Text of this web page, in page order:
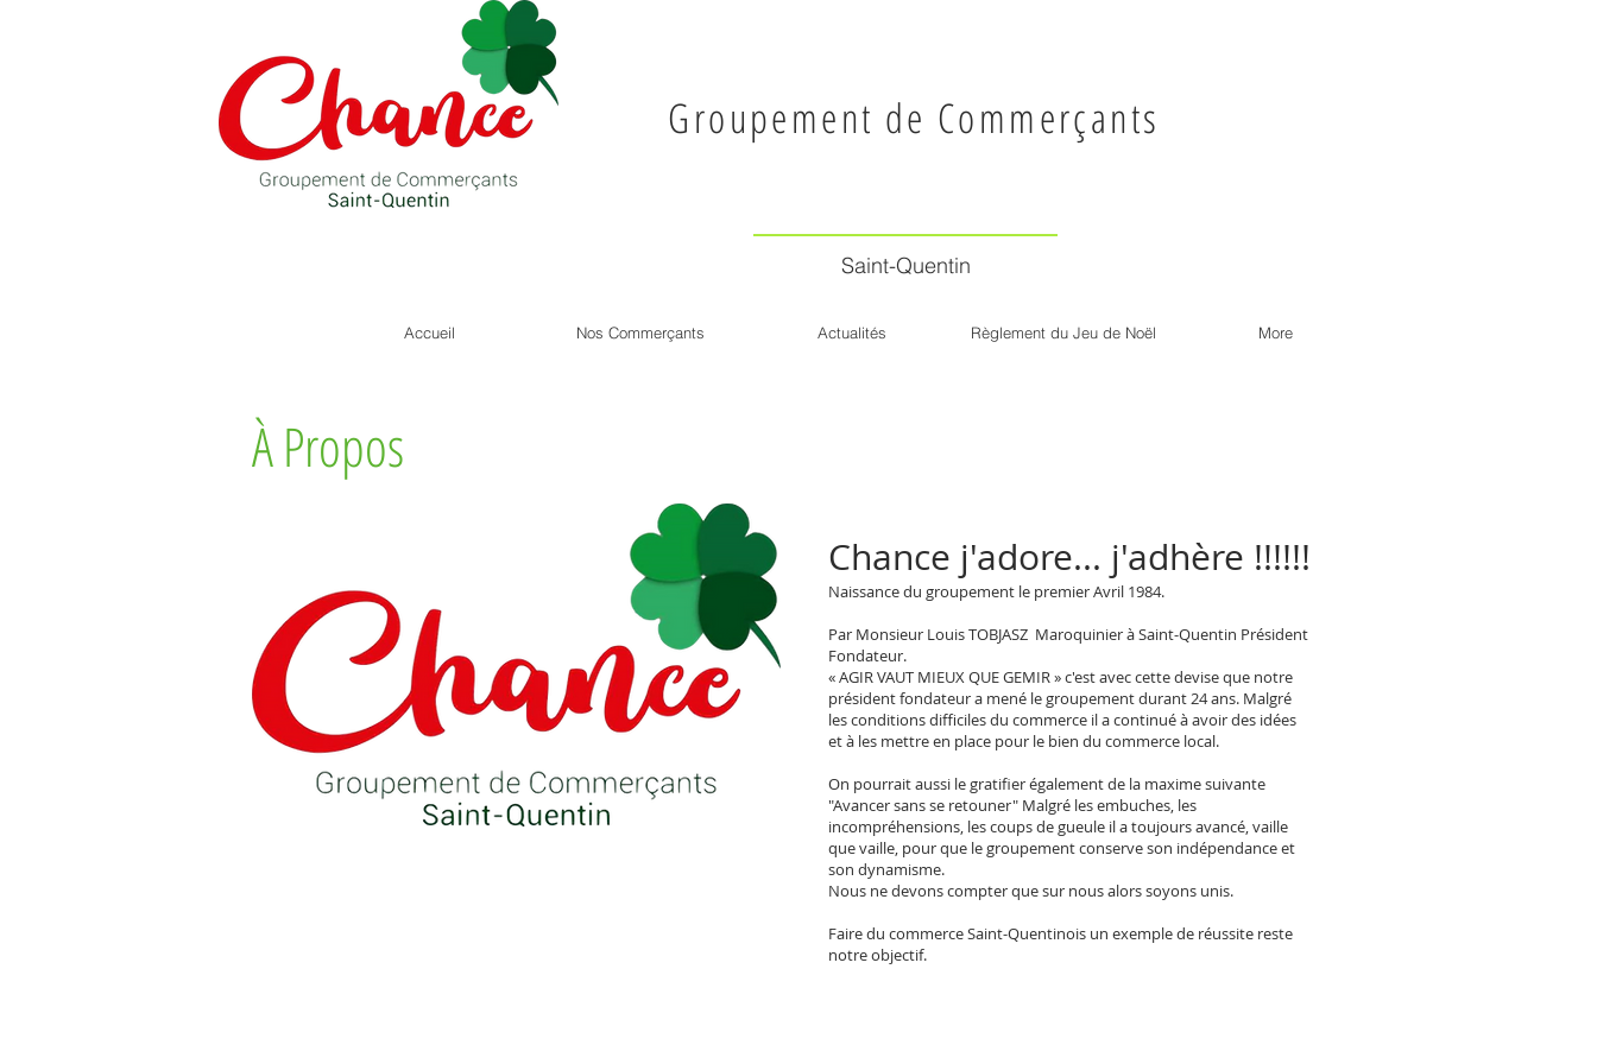
Groupement de Commerçants
Saint-Quentin
Accueil Nos Commerçants Actualités Règlement du Jeu de Noël More
À Propos
Chance j'adore... j'adhère !!!!!!
Naissance du groupement le premier Avril 1984.
Par Monsieur Louis TOBJASZ Maroquinier à Saint-Quentin Président
Fondateur.
« AGIR VAUT MIEUX QUE GEMIR » c'est avec cette devise que notre
président fondateur a mené le groupement durant 24 ans. Malgré
les conditions difficiles du commerce il a continué à avoir des idées
et à les mettre en place pour le bien du commerce local.
On pourrait aussi le gratifier également de la maxime suivante
"Avancer sans se retouner" Malgré les embuches, les
incompréhensions, les coups de gueule il a toujours avancé, vaille
que vaille, pour que le groupement conserve son indépendance et
son dynamisme.
Nous ne devons compter que sur nous alors soyons unis.
Faire du commerce Saint-Quentinois un exemple de réussite reste
notre objectif.